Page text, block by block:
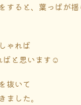
ると、葉っぱが揺
ゃれば
ばと思います☺️
抜いて
した。